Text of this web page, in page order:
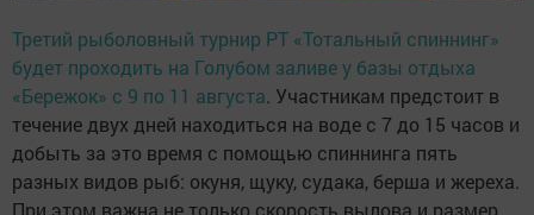
Третий рыболовный турнир РТ «Тотальный спиннинг»
будет проходить на Голубом заливе у базы отдыха
«Бережок» с 9 по 11 августа. Участникам предстоит в
течение двух дней находиться на воде с 7 до 15 часов и
добыть за это время с помощью спиннинга пять
разных видов рыб: окуня, щуку, судака, берша и жереха.
При этом важна не только скорость вылова и размер